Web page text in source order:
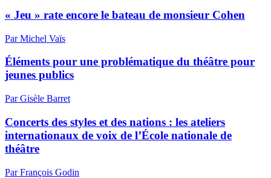
« Jeu » rate encore le bateau de monsieur Cohen
Par Michel Vaïs
Éléments pour une problématique du théâtre pour
jeunes publics
Par Gisèle Barret
Concerts des styles et des nations : les ateliers
internationaux de voix de l’École nationale de
théâtre
Par François Godin